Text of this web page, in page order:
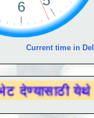
Current time in
येथे क्लिक करा .